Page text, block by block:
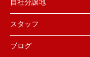
自社分譲地
スタッフ
ブログ